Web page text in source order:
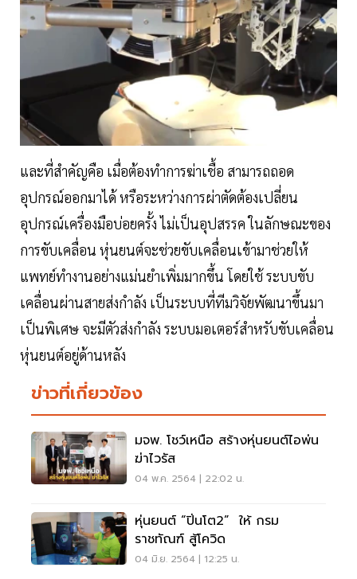
และที่สำคัญคือ เมื่อต้องทำการฆ่าเชื้อ สามารถถอด
อุปกรณ์ออกมาได้ หรือระหว่างการผ่าตัดต้องเปลี่ยน
อุปกรณ์เครื่องมือบ่อยครั้ง ไม่เป็นอุปสรรค ในลักษณะของ
การขับเคลื่อน หุ่นยนต์จะช่วยขับเคลื่อนเข้ามาช่วยให้
แพทย์ทำงานอย่างแม่นยำเพิ่มมากขึ้น โดยใช้ ระบบขับ
เคลื่อนผ่านสายส่งกำลัง เป็นระบบที่ทีมวิจัยพัฒนาขึ้นมา
เป็นพิเศษ จะมีตัวส่งกำลัง ระบบมอเตอร์สำหรับขับเคลื่อน
หุ่นยนต์อยู่ด้านหลัง
ข่าวที่เกี่ยวข้อง
มจพ. โชว์เหนือ สร้างหุ่นยนต์ไอพ่น
ฆ่าไวรัส
04 พ.ค. 2564 | 22:02 น.
หุ่นยนต์ “ปิ่นโต2” ให้ กรม
ราชทัณฑ์ สู้โควิด
04 มิ.ย. 2564 | 12:25 น.